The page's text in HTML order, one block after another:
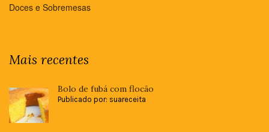
Doces e Sobremesas
Mais recentes
Bolo de fubá com flocão
Publicado por: suareceita